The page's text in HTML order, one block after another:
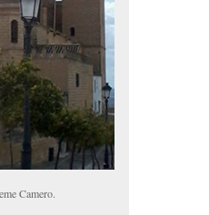
Camero.